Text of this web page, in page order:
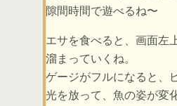
隙間時間で遊べるね〜
エサを食べると、画面左
溜まっていくね。
ゲージがフルになると、
光を放って、魚の姿が変